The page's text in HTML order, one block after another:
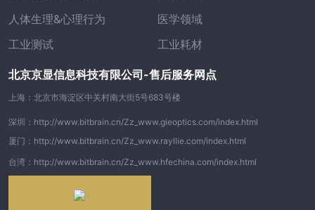
人体生理&心理行为
医学领域
工业测试
工业耗材
北京京显信息科技有限公司-售后服务网点
上海：北京市海淀区中关村南大街5号683号楼
深圳：http://www.bitbrain.cn/Zz_www.gieoptics.com/index.html
厦门：http://www.bitbrain.cn/Zz_www.rayllie.com/index.html
台湾：http://www.bitbrain.cn/Zz_www.hfechina.com/index.html